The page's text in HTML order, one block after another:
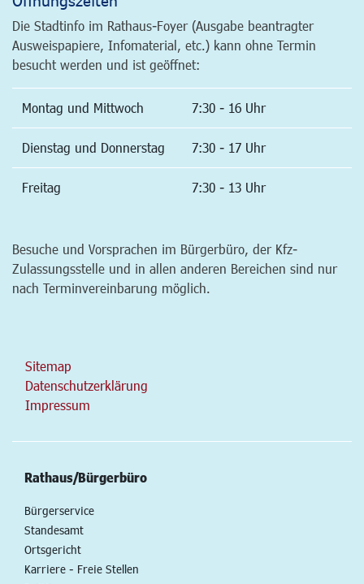
Die Stadtinfo im Rathaus-Foyer (Ausgabe beantragter
Ausweispapiere, Infomaterial, etc.) kann ohne Termin
besucht werden und ist geöffnet:
Montag und Mittwoch 7:30 - 16 Uhr
Dienstag und Donnerstag 7:30 - 17 Uhr
Freitag 7:30 - 13 Uhr
Besuche und Vorsprachen im Bürgerbüro, der Kfz-
Zulassungsstelle und in allen anderen Bereichen sind nur
nach Terminvereinbarung möglich.
Sitemap
Datenschutzerklärung
Impressum
Rathaus/Bürgerbüro
Bürgerservice
Standesamt
Ortsgericht
Karriere - Freie Stellen